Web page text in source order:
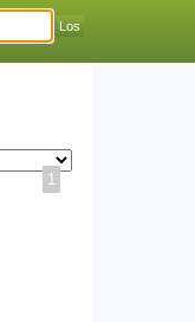
Los
1